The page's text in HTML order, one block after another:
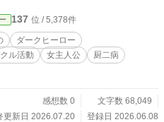
137 位 / 5,378件
ダークヒーロー
ル活動 女主人公
厨二病
感想数 0
文字数 68,049
更新日 2026.07.20
登録日 2026.06.08